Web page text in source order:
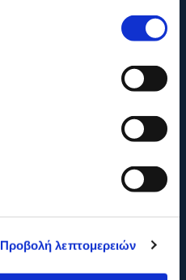
Προβολή λεπτομερειών